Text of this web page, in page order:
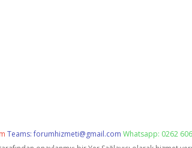
Teams:forumhizmeti@gmail.com Whatsapp: 0262